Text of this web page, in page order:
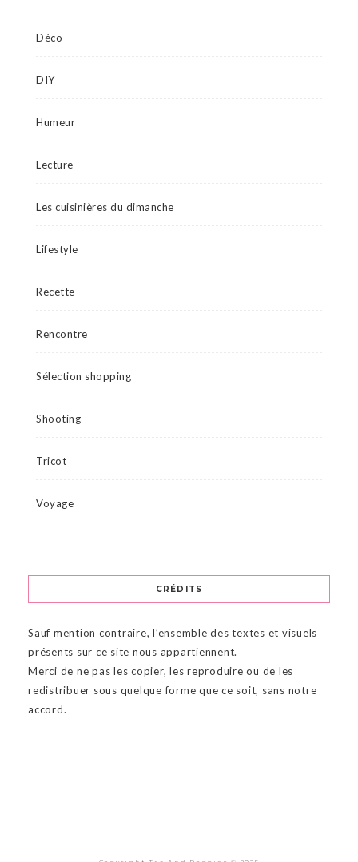
Déco
DIY
Humeur
Lecture
Les cuisinières du dimanche
Lifestyle
Recette
Rencontre
Sélection shopping
Shooting
Tricot
Voyage
CRÉDITS
Sauf mention contraire, l’ensemble des textes et visuels
présents sur ce site nous appartiennent.
Merci de ne pas les copier, les reproduire ou de les
redistribuer sous quelque forme que ce soit, sans notre
accord.